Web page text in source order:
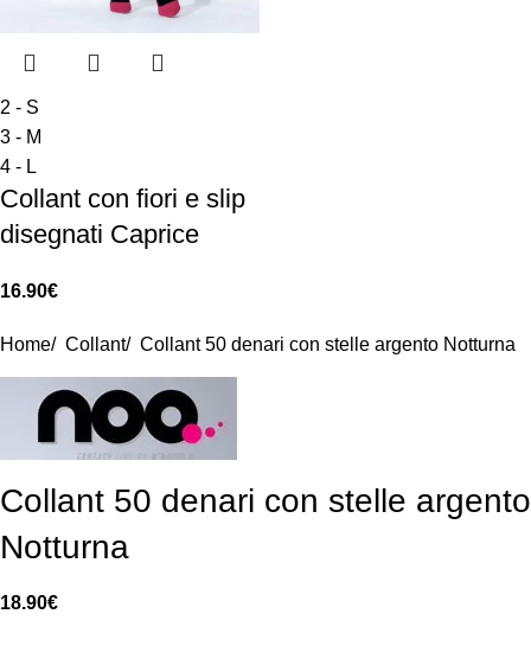
2 - S
3 - M
4 - L
Collant con fiori e slip
disegnati Caprice
16.90€
Home/ Collant/ Collant 50 denari con stelle argento Notturna
Collant 50 denari con stelle argento
Notturna
18.90€